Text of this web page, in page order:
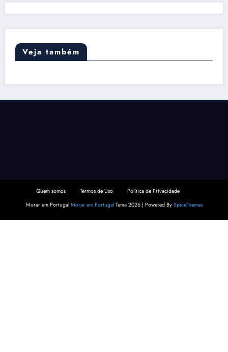
Veja também
Quem somos Termos de Uso
Política de Privacidade
Morar em Portugal Morar em PortugalTema 2026 | Powered By SpiceThemes